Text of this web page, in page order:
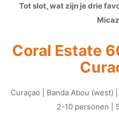
Tot slot, wat zijn je drie
Coral Estate
Curaçao | Banda Abou (west)
2-10 personen |